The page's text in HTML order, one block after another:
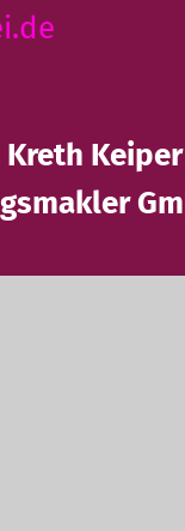
Kreth Keiper